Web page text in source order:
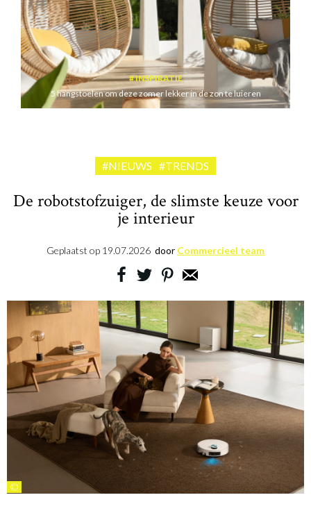
INSPIRATIE
5 hangstoelen om deze zomer lekker in de zon te luieren
#NIEUWS #TRENDS
De robotstofzuiger, de slimste keuze voor
je interieur
Geplaatst op 19.07.2026 door Commercieel team
©